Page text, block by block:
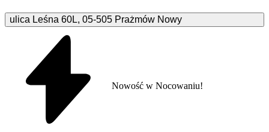
ulica Leśna 60L, 05-505 Prażmów Nowy
Nowość w Nocowaniu!